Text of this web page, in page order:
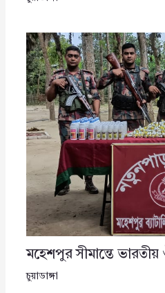
মহেশপুর সীমান্তে
চুয়াডাঙ্গা